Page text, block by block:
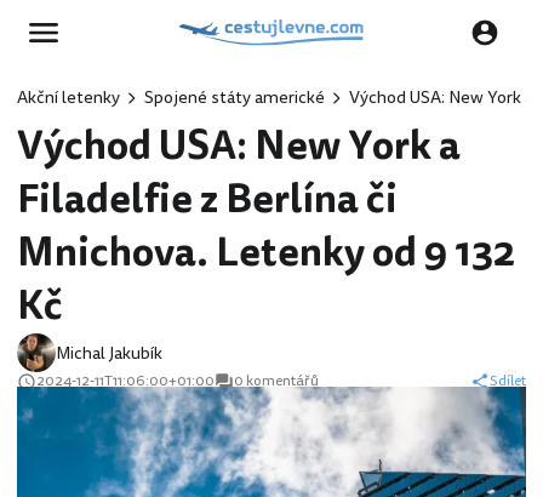
Akční letenky Spojené státy americké Východ USA: New York
Východ USA: New York a
Filadelfie z Berlína či
Mnichova. Letenky od 9 132
Kč
Michal Jakubík
2024-12-11T11:06:00+01:00 0 komentářů Sdílet